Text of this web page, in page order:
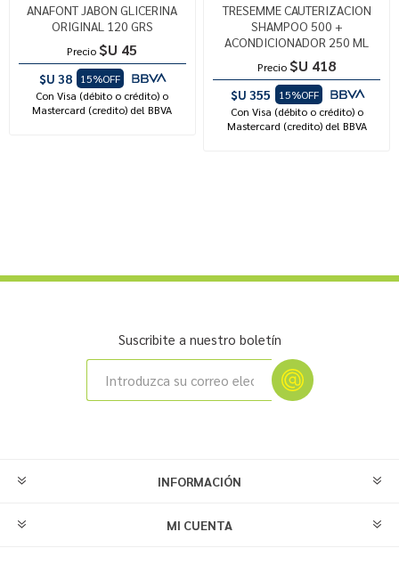
ANAFONT JABON GLICERINA
ORIGINAL 120 GRS
Precio $U 45
$U 38
15%OFF
Con Visa (débito o crédito) o
Mastercard (credito) del BBVA
TRESEMME CAUTERIZACION
SHAMPOO 500 +
ACONDICIONADOR 250 ML
Precio $U 418
$U 355
15%OFF
Con Visa (débito o crédito) o
Mastercard (credito) del BBVA
Suscribite a nuestro boletín
INFORMACIÓN
MI CUENTA